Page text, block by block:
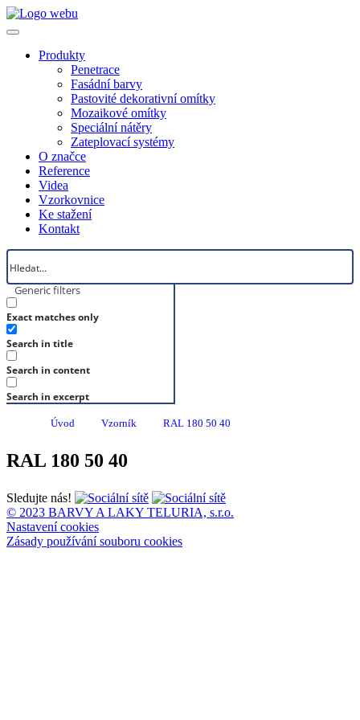
Produkty
Penetrace
Fasádní barvy
Pastovité dekorativní omítky
Mozaikové omítky
Speciální nátěry
Zateplovací systémy
O značce
Reference
Videa
Vzorkovnice
Ke stažení
Kontakt
Generic filters
Exact matches only
Search in title
Search in content
Search in excerpt
Úvod Vzorník RAL 180 50 40
RAL 180 50 40
Sledujte nás!
© 2023 BARVY A LAKY TELURIA, s.r.o.
Nastavení cookies
Zásady používání souboru cookies